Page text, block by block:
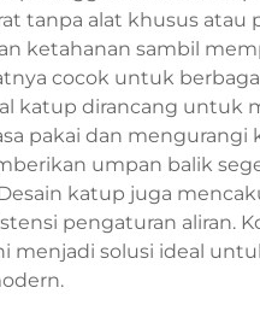
tanpa alat khusus
ketahanan sambil
cocok untuk
katup dirancang untuk
pakai dan mengurangi
umpan balik
katup juga
pengaturan aliran.
menjadi solusi ideal